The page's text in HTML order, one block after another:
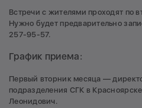
Встречи с жителями проходят по
Нужно будет предварительно
257-95-57.
График приема:
Первый вторник месяца —
подразделения СГК в
Леонидович.